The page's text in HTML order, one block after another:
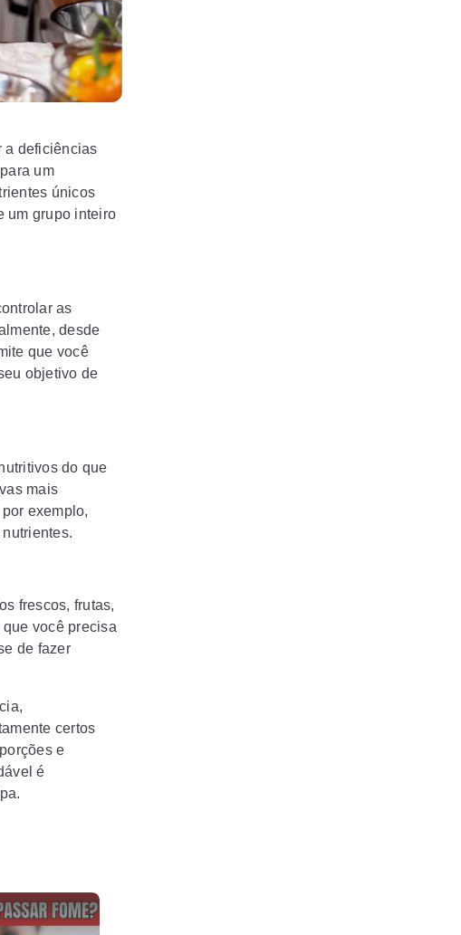
a deficiências
um
únicos
um grupo inteiro
as
desde
que você
objetivo de
do que
mais
exemplo,
frescos, frutas,
você precisa
de fazer
certos
e
é